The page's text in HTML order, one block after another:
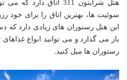
هتل شرایتون 311 اتاق
سوئیت ها، بهترین اتاق را برای خود
این هتل رستوران های زیادی دارد که
باز می گذارد و می توانید انواع
رستوران ها میل کنید.